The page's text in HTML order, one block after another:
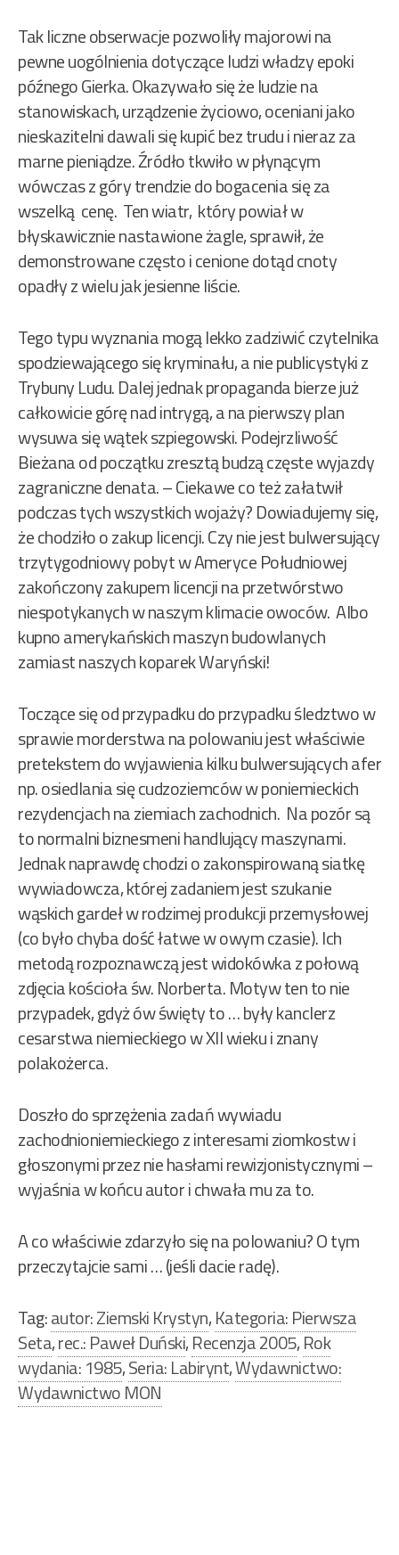
Tak liczne obserwacje pozwoliły majorowi na
pewne uogólnienia dotyczące ludzi władzy epoki
późnego Gierka. Okazywało się że ludzie na
stanowiskach, urządzenie życiowo, oceniani jako
nieskazitelni dawali się kupić bez trudu i nieraz za
marne pieniądze. Źródło tkwiło w płynącym
wówczas z góry trendzie do bogacenia się za
wszelką cenę. Ten wiatr, który powiał w
błyskawicznie nastawione żagle, sprawił, że
demonstrowane często i cenione dotąd cnoty
opadły z wielu jak jesienne liście.
Tego typu wyznania mogą lekko zadziwić czytelnika
spodziewającego się kryminału, a nie publicystyki z
Trybuny Ludu. Dalej jednak propaganda bierze już
całkowicie górę nad intrygą, a na pierwszy plan
wysuwa się wątek szpiegowski. Podejrzliwość
Bieżana od początku zresztą budzą częste wyjazdy
zagraniczne denata. – Ciekawe co też załatwił
podczas tych wszystkich wojaży? Dowiadujemy się,
że chodziło o zakup licencji. Czy nie jest bulwersujący
trzytygodniowy pobyt w Ameryce Południowej
zakończony zakupem licencji na przetwórstwo
niespotykanych w naszym klimacie owoców. Albo
kupno amerykańskich maszyn budowlanych
zamiast naszych koparek Waryński!
Toczące się od przypadku do przypadku śledztwo w
sprawie morderstwa na polowaniu jest właściwie
pretekstem do wyjawienia kilku bulwersujących afer
np. osiedlania się cudzoziemców w poniemieckich
rezydencjach na ziemiach zachodnich. Na pozór są
to normalni biznesmeni handlujący maszynami.
Jednak naprawdę chodzi o zakonspirowaną siatkę
wywiadowcza, której zadaniem jest szukanie
wąskich gardeł w rodzimej produkcji przemysłowej
(co było chyba dość łatwe w owym czasie). Ich
metodą rozpoznawczą jest widokówka z połową
zdjęcia kościoła św. Norberta. Motyw ten to nie
przypadek, gdyż ów święty to … były kanclerz
cesarstwa niemieckiego w XII wieku i znany
polakożerca.
Doszło do sprzężenia zadań wywiadu
zachodnioniemieckiego z interesami ziomkostw i
głoszonymi przez nie hasłami rewizjonistycznymi –
wyjaśnia w końcu autor i chwała mu za to.
A co właściwie zdarzyło się na polowaniu? O tym
przeczytajcie sami … (jeśli dacie radę).
Tag:autor: Ziemski Krystyn,Kategoria: Pierwsza
Seta,rec.: Paweł Duński,Recenzja 2005,Rok
wydania: 1985,Seria: Labirynt,Wydawnictwo:
Wydawnictwo MON